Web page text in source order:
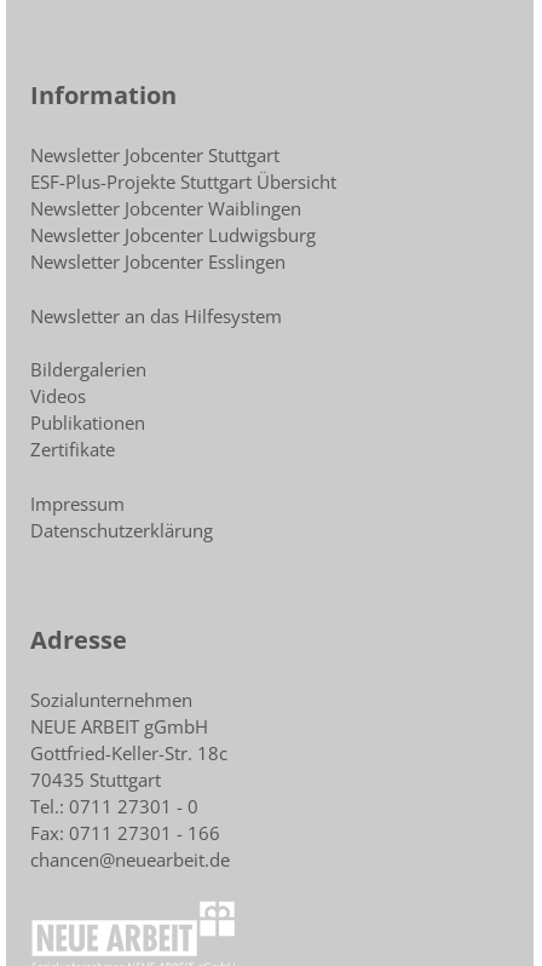
Information
Newsletter Jobcenter Stuttgart
ESF-Plus-Projekte Stuttgart Übersicht
Newsletter Jobcenter Waiblingen
Newsletter Jobcenter Ludwigsburg
Newsletter Jobcenter Esslingen
Newsletter an das Hilfesystem
Bildergalerien
Videos
Publikationen
Zertifikate
Impressum
Datenschutzerklärung
Adresse
Sozialunternehmen
NEUE ARBEIT gGmbH
Gottfried-Keller-Str. 18c
70435 Stuttgart
Tel.: 0711 27301 - 0
Fax: 0711 27301 - 166
chancen@neuearbeit.de